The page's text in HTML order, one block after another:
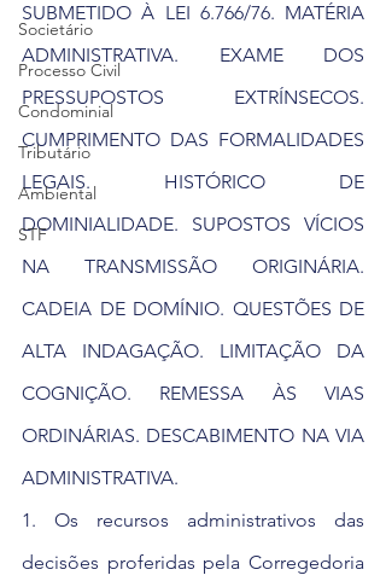
Societário
Processo Civil
Condominial
Tributário
Ambiental
STF
SUBMETIDO À LEI 6.766/76. MATÉRIA
ADMINISTRATIVA. EXAME DOS
PRESSUPOSTOS EXTRÍNSECOS.
CUMPRIMENTO DAS FORMALIDADES
LEGAIS. HISTÓRICO DE
DOMINIALIDADE. SUPOSTOS VÍCIOS
NA TRANSMISSÃO ORIGINÁRIA.
CADEIA DE DOMÍNIO. QUESTÕES DE
ALTA INDAGAÇÃO. LIMITAÇÃO DA
COGNIÇÃO. REMESSA ÀS VIAS
ORDINÁRIAS. DESCABIMENTO NA VIA
ADMINISTRATIVA.
1. Os recursos administrativos das
decisões proferidas pela Corregedoria